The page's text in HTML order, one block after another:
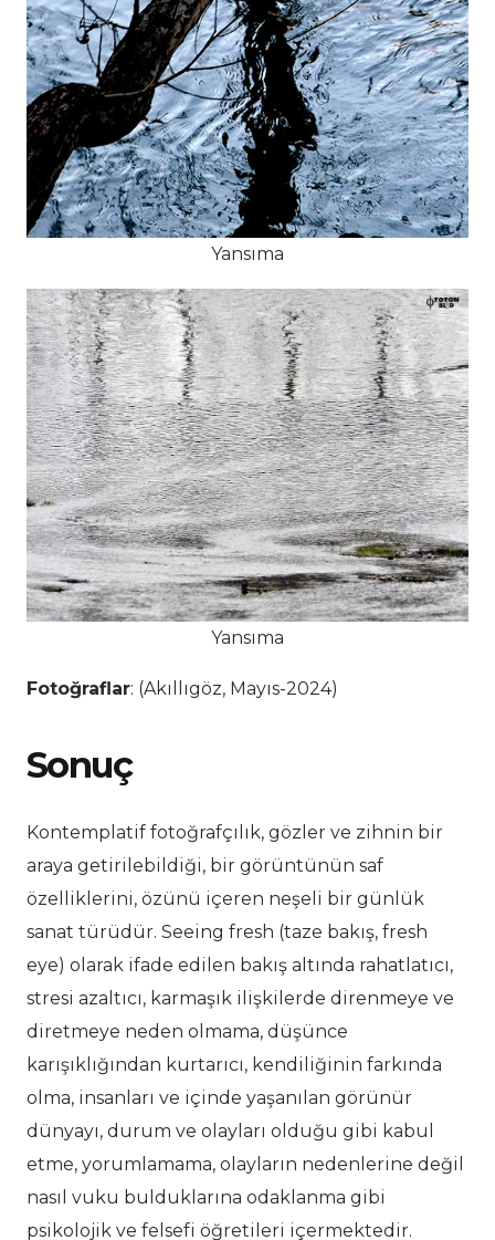
Yansıma
Yansıma
Fotoğraflar: (Akıllıgöz, Mayıs-2024)
Sonuç
Kontemplatif fotoğrafçılık, gözler ve zihnin bir
araya getirilebildiği, bir görüntünün saf
özelliklerini, özünü içeren neşeli bir günlük
sanat türüdür. Seeing fresh (taze bakış, fresh
eye) olarak ifade edilen bakış altında rahatlatıcı,
stresi azaltıcı, karmaşık ilişkilerde direnmeye ve
diretmeye neden olmama, düşünce
karışıklığından kurtarıcı, kendiliğinin farkında
olma, insanları ve içinde yaşanılan görünür
dünyayı, durum ve olayları olduğu gibi kabul
etme, yorumlamama, olayların nedenlerine değil
nasıl vuku bulduklarına odaklanma gibi
psikolojik ve felsefi öğretileri içermektedir.